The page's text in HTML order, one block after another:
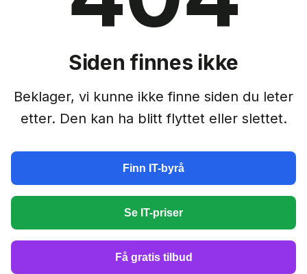
Siden finnes ikke
Beklager, vi kunne ikke finne siden du leter
etter. Den kan ha blitt flyttet eller slettet.
Finn IT-byrå
Se IT-priser
Få gratis tilbud